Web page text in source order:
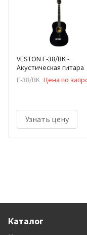
VESTON F-38/BK -
Акустическая гитара
F-38/BK Цена по
Узнать цену
Каталог